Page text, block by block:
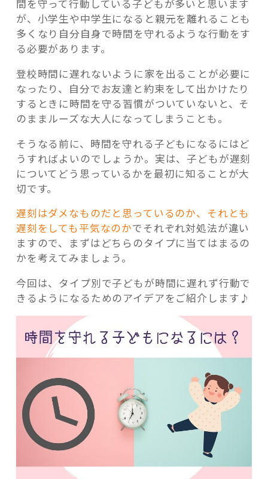
記事検索
間を守って行動している子どもが多いと思います
が、小学生や中学生になると親元を離れることも
多くなり自分自身で時間を守れるような行動をす
る必要があります。
登校時間に遅れないように家を出ることが必要に
なったり、自分でお友達と約束をして出かけたり
するときに時間を守る習慣がついていないと、そ
のままルーズな大人になってしまうことも。
そうなる前に、時間を守れる子どもになるにはど
うすればよいのでしょうか。実は、子どもが遅刻
についてどう思っているかを最初に知ることが大
切です。
遅刻はダメなものだと思っているのか、それとも
遅刻をしても平気なのかでそれぞれ対処法が違い
ますので、まずはどちらのタイプに当てはまるの
かを考えてみましょう。
今回は、タイプ別で子どもが時間に遅れず行動で
きるようになるためのアイデアをご紹介します♪